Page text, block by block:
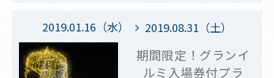
2019.01.16（水） 2019.08.31（土）
期間限定！グランイ
ルミ入場券付プラ